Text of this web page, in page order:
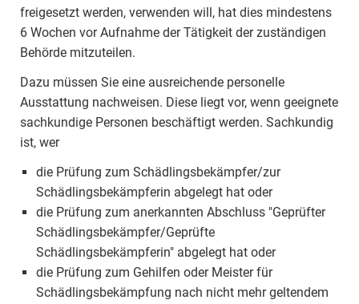
freigesetzt werden, verwenden will, hat dies mindestens
6 Wochen vor Aufnahme der Tätigkeit der zuständigen
Behörde mitzuteilen.
Dazu müssen Sie eine ausreichende personelle
Ausstattung nachweisen. Diese liegt vor, wenn geeignete
sachkundige Personen beschäftigt werden. Sachkundig
ist, wer
die Prüfung zum Schädlingsbekämpfer/zur
Schädlingsbekämpferin abgelegt hat oder
die Prüfung zum anerkannten Abschluss "Geprüfter
Schädlingsbekämpfer/Geprüfte
Schädlingsbekämpferin" abgelegt hat oder
die Prüfung zum Gehilfen oder Meister für
Schädlingsbekämpfung nach nicht mehr geltendem